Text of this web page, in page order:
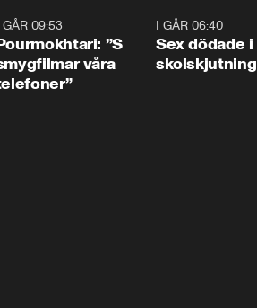
GÅR 09:53
”S
våra
I GÅR 06:40
Sex dödade i
skolskjutning